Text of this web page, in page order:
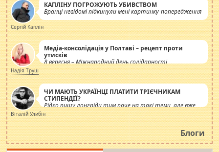
КАПЛІНУ ПОГРОЖУЮТЬ УБИВСТВОМ
Вранці невідомі підкинули мені картинку-попередження
Сергій Каплін
Медіа-консолідація у Полтаві – рецепт проти
утисків
8 вересня – Міжнародний день солідарності
журналістів.
Надія Труш
ЧИ МАЮТЬ УКРАЇНЦІ ПЛАТИТИ ТРІЄЧНИКАМ
СТИПЕНДІЇ?
Рідко пишу лонгріди тим паче на такі теми, але вже
просто дістало! Обурюють сьогоднішні інсенуації
навколо стипендіального питання. Штучно
роздувається ще одна соціальна катастрофа.
Віталій Улибін
Блоги